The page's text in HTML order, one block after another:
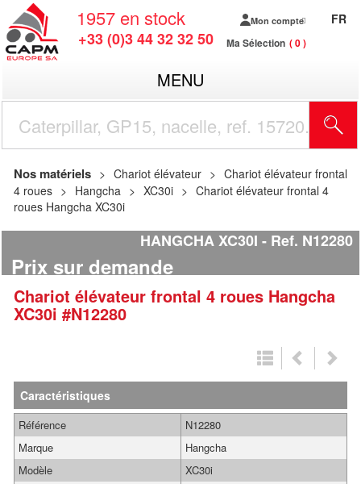
1957 en stock
+33 (0)3 44 32 32 50
Mon compte
Ma Sélection 0
FR
MENU
Nos matériels Chariot élévateur
Chariot élévateur frontal
4 roues
Hangcha XC30i
Chariot élévateur frontal 4
roues Hangcha XC30i
HANGCHA XC30I Ref. N12280
Prix sur demande
Chariot élévateur frontal 4 roues Hangcha
XC30i #N12280
Caractéristiques
Référence
N12280
Marque
Hangcha
Modèle
XC30i